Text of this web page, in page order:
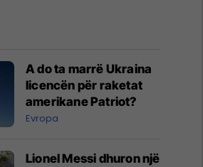
A do ta marrë Ukraina
licencën për raketat
amerikane Patriot?
Evropa
Lionel Messi dhuron një